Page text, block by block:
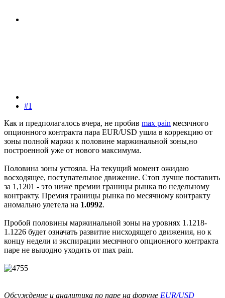
#1
Как и предполагалось вчера, не пробив max pain месячного
опционного контракта пара EUR/USD ушла в коррекцию от
зоны полной маржи к половине маржинальной зоны,но
построенной уже от нового максимума.
Половина зоны устояла. На текущий момент ожидаю
восходящее, поступательное движение. Стоп лучше поставить
за 1,1201 - это ниже премии границы рынка по недельному
контракту. Премия границы рынка по месячному контракту
аномально улетела на 1.0992.
Пробой половины маржинальной зоны на уровнях 1.1218-
1.1226 будет означать развитие нисходящего движения, но к
концу недели и экспирации месячного опционного контракта
паре не выuодно уходить от max pain.
Обсуждение и аналитика по паре на форуме EUR/USD